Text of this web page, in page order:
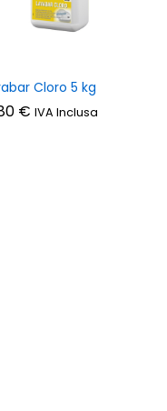
Cloro 5 kg
€ IVA Inclusa
€